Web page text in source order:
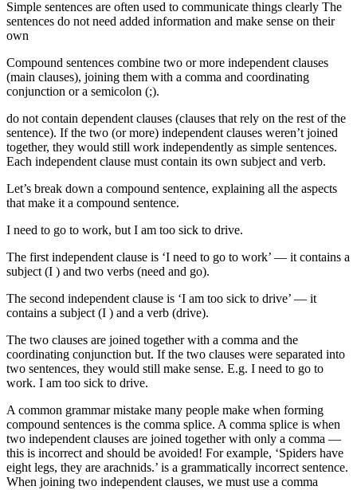
Simple sentences are often used to communicate things clearly The
sentences do not need added information and make sense on their
own
Compound sentences combine two or more independent clauses
(main clauses), joining them with a comma and coordinating
conjunction or a semicolon (;).
do not contain dependent clauses (clauses that rely on the rest of the
sentence). If the two (or more) independent clauses weren’t joined
together, they would still work independently as simple sentences.
Each independent clause must contain its own subject and verb.
Let’s break down a compound sentence, explaining all the aspects
that make it a compound sentence.
I need to go to work, but I am too sick to drive.
The first independent clause is ‘I need to go to work’ — it contains a
subject (I ) and two verbs (need and go).
The second independent clause is ‘I am too sick to drive’ — it
contains a subject (I ) and a verb (drive).
The two clauses are joined together with a comma and the
coordinating conjunction but. If the two clauses were separated into
two sentences, they would still make sense. E.g. I need to go to
work. I am too sick to drive.
A common grammar mistake many people make when forming
compound sentences is the comma splice. A comma splice is when
two independent clauses are joined together with only a comma —
this is incorrect and should be avoided! For example, ‘Spiders have
eight legs, they are arachnids.’ is a grammatically incorrect sentence.
When joining two independent clauses, we must use a comma